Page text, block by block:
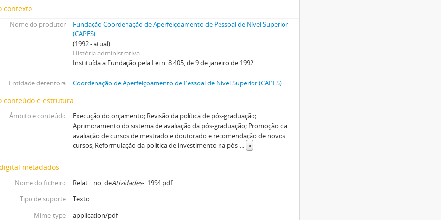
contexto
Nome do produtor
Fundação Coordenação de Aperfeiçoamento de Pessoal de Nível Superior
(CAPES)
(1992 - atual)
História administrativa
Instituída a Fundação pela Lei n. 8.405, de 9 de janeiro de 1992.
Entidade detentora Coordenação de Aperfeiçoamento de Pessoal de Nível Superior (CAPES)
conteúdo e estrutura
Âmbito e conteúdo
Execução do orçamento; Revisão da política de pós-graduação;
Aprimoramento do sistema de avaliação da pós-graduação; Promoção da
avaliação de cursos de mestrado e doutorado e recomendação de novos
cursos; Reformulação da política de investimento na pós-... »
metadados
Nome do ficheiro Relat__rio_deAtividades-_1994.pdf
Tipo de suporte
Texto
Mime-type
application/pdf